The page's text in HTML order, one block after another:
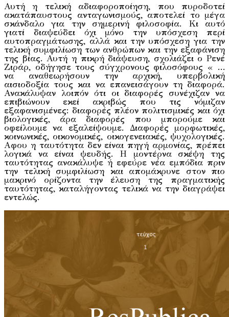
Αυτή η τελική αδιαφοροποίηση, που πυροδοτεί
ακατάπαυστους ανταγωνισμούς, αποτελεί το μέγα
σκάνδαλο για την σημερινή φιλοσοφία. Κι αυτό
γιατί διαψεύδει όχι μόνο την υπόσχεση περί
αυτοπραγμάτωσης, αλλά και την υπόσχεση για την
τελική συμφιλίωση των ανθρώπων και την εξαφάνιση
της βίας. Αυτή η πικρή διάψευση, σχολιάζει ο Ρενέ
Ζιράρ, οδήγησε τους σύγχρονους φιλοσόφους « …
να αναθεωρήσουν την αρχική, υπερβολική
αισιοδοξία τους και να επανεισάγουν τη διαφορά.
Ανακάλυψαν λοιπόν ότι οι διαφορές συνέχιζαν να
επιβιώνουν εκεί ακριβώς που τις νόμιζαν
εξαφανισμένες: διαφορές πλέον πολιτισμικές και όχι
βιολογικές, άρα διαφορές που μπορούμε και
οφείλουμε να εξαλείψουμε. Διαφορές μορφωτικές,
κοινωνικές, οικονομικές, οικογενειακές, ψυχολογικές.
Αφου η ταυτότητα δεν είναι πηγή αρμονίας, πρέπει
λογικά να είναι ψευδής. Η μοντέρνα σκέψη της
ταυτότητας ανακάλυψε ή εφεύρε νέα εμπόδια πριν
την τελική συμφιλίωση και απομάκρυνε στον πιο
μακρινό ορίζοντα την έλευση της πραγματικής
ταυτότητας, καταλήγοντας τελικά να την διαγράψει
εντελώς.